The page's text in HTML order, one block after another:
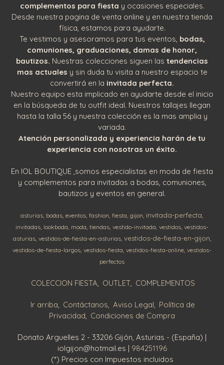
complementos para fiesta y ocasiones especiales.
Desde nuestra pagina de venta online y en nuestra tienda
física, estamos para ayudarte.
Te vestimos y asesoramos para tus eventos, bodas,
comuniones, graduaciones, damas de honor,
bautizos. Nuestras colecciones siguen las tendencias
mas actuales y sin duda tu visita a nuestro espacio te
convertirá en la invitada perfecta.
Nuestro equipo esta implicado en ayudarte desde el inicio
en la búsqueda de tu outfit ideal. Nuestros tallajes llegan
hasta la talla 56 y nuestra colección es la mas amplia y
variada.
Atención personalizada y experiencia harán de tu
experiencia con nosotras un éxito.
En IOL BOUTIQUE ,somos especialistas en moda de fiesta
y complementos para invitadas a bodas, comuniones,
bautizos y eventos en general.
asturias bodas eventos fashion fiesta gijon invitada-perfecta
invitadas lookboda moda tiendas vestido-invitada vestidos vestidos-
asturias vestidos-de-fiesta-en-asturias vestidos-de-fiesta-en-gijon
vestidos-de-fiesta-largos vestidos-fiesta vestidos-fiesta-online vestidos-
perfectos
COLECCION FIESTA OUTLET COMPLEMENTOS
Ir arriba Contáctanos Aviso Legal
Política de
Privacidad
Condiciones de Compra
Donato Arguelles 2 - 33206 Gijón, Asturias - (España) |
iolgijon@hotmail.es | 984251196
(*) Precios con Impuestos incluidos